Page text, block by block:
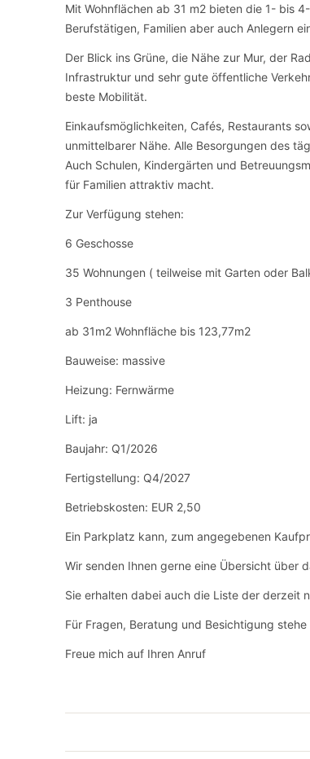
Mit Wohnflächen ab 31 m2 bieten die 1- bis
Berufstätigen, Familien aber auch Anlegern
Der Blick ins Grüne, die Nähe zur Mur, der
Infrastruktur und sehr gute öffentliche
beste Mobilität.
Einkaufsmöglichkeiten, Cafés, Restaurants
unmittelbarer Nähe. Alle Besorgungen des
Auch Schulen, Kindergärten und
für Familien attraktiv macht.
Zur Verfügung stehen:
6 Geschosse
35 Wohnungen ( teilweise mit Garten oder
3 Penthouse
ab 31m2 Wohnfläche bis 123,77m2
Bauweise: massive
Heizung: Fernwärme
Lift: ja
Baujahr: Q1/2026
Fertigstellung: Q4/2027
Betriebskosten: EUR 2,50
Ein Parkplatz kann, zum angegebenen
Wir senden Ihnen gerne eine Übersicht über
Sie erhalten dabei auch die Liste der derzeit
Für Fragen, Beratung und Besichtigung
Freue mich auf Ihren Anruf